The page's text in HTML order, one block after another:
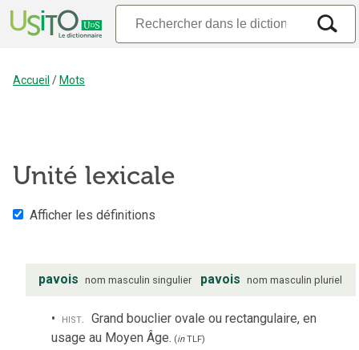
Accueil / Mots
Unité lexicale
Afficher les définitions
pavois nom masculin singulier pavois nom masculin pluriel
hist. Grand bouclier ovale ou rectangulaire, en
usage au Moyen Âge. (inTLF)